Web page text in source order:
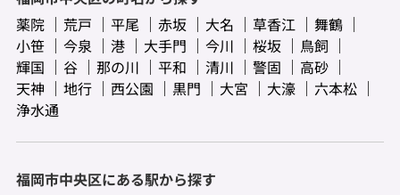
薬院
荒戸 平尾 赤坂 大名 草香江
舞鶴
小笹
今泉 港 大手門 今川 桜坂
鳥飼
輝国
谷 那の川 平和 清川 警固
高砂
天神
地行 西公園 黒門 大宮 大濠
六本松
浄水通
福岡市中央区にある駅から探す